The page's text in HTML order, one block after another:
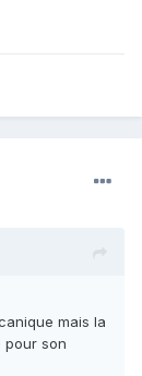
mais la
pour son